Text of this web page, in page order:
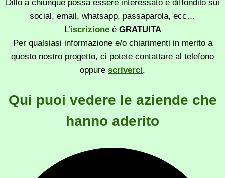
Dillo a chiunque possa essere interessato e diffondilo sui
social, email, whatsapp, passaparola, ecc…
L’iscrizioneè GRATUITA
Per qualsiasi informazione e/o chiarimenti in merito a
questo nostro progetto, ci potete contattare al telefono
oppure scriverci.
Qui puoi vedere le aziende che
hanno aderito